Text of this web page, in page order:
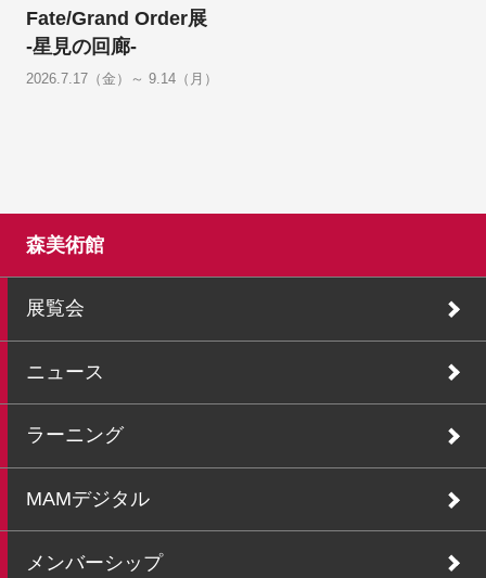
Fate/Grand Order展
-星見の回廊-
2026.7.17（金）～ 9.14（月）
森美術館
展覧会
ニュース
ラーニング
MAMデジタル
メンバーシップ